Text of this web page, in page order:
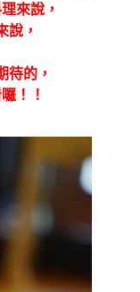
來說，
說，
待的，
！！